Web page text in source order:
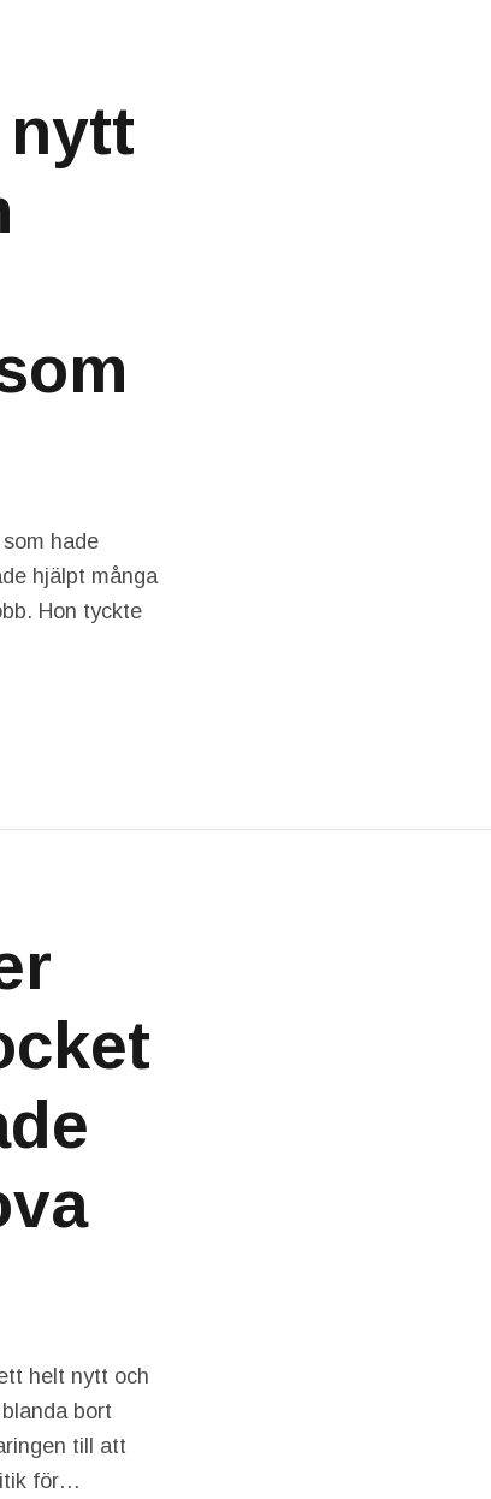
hade
hjälpt många
Hon tyckte
helt nytt och
bort
till att
för…